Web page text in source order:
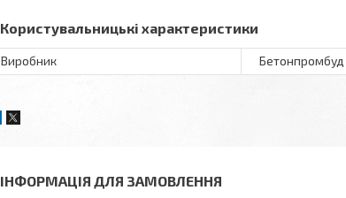
Користувальницькі характеристики
Виробник Бетонпромбуд
ІНФОРМАЦІЯ ДЛЯ ЗАМОВЛЕННЯ